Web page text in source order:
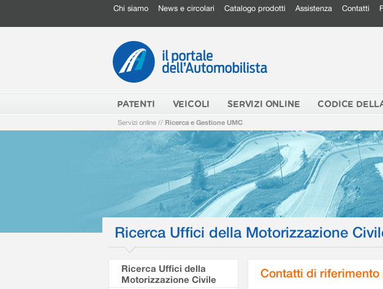
Chi siamo News e circolari Catalogo prodotti Assistenza Contatti
PATENTI VEICOLI SERVIZI ONLINE CODICE
Servizi online // Ricerca e Gestione UMC
Ricerca Uffici della Motorizzazione
Ricerca Uffici della
Motorizzazione Civile
Contatti di riferimento